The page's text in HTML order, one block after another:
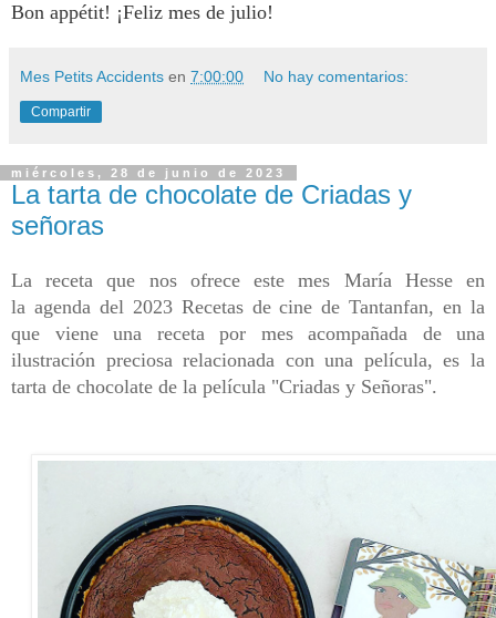
Bon appétit! ¡Feliz mes de julio!
Mes Petits Accidents en 7:00:00 No hay comentarios:
Compartir
miércoles, 28 de junio de 2023
La tarta de chocolate de Criadas y
señoras
La receta que nos ofrece este mes María Hesse en
la agenda del 2023 Recetas de cine de Tantanfan, en la
que viene una receta por mes acompañada de una
ilustración preciosa relacionada con una película, es la
tarta de chocolate de la película "Criadas y Señoras".